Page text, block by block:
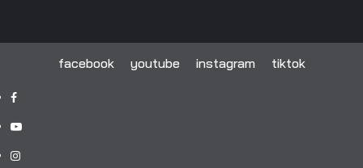
facebook youtube instagram tiktok
facebook
youtube
instagram